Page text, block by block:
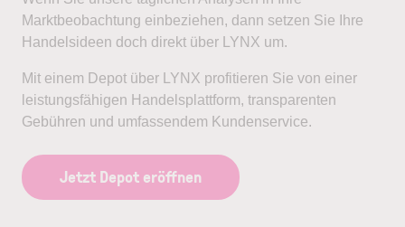
Marktbeobachtung einbeziehen, dann setzen Sie Ihre
Handelsideen doch direkt über LYNX um.
Mit einem Depot über LYNX profitieren Sie von einer
leistungsfähigen Handelsplattform, transparenten
Gebühren und umfassendem Kundenservice.
Jetzt Depot eröffnen